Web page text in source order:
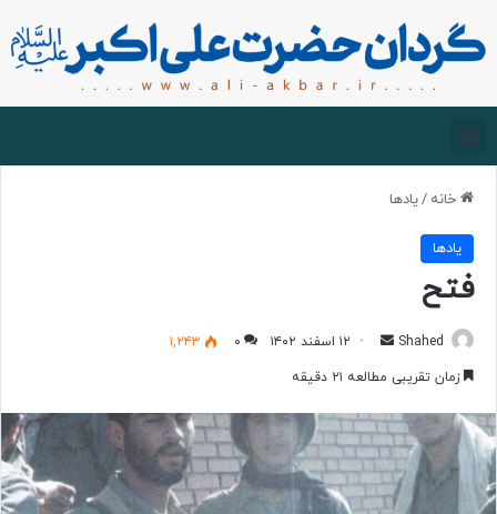
خانه /یادها
یادها
فتح
Shahed ۱۲ اسفند ۱۴۰۲ ۰
۱,۲۴۳
زمان تقریبی مطالعه ۲۱ دقیقه